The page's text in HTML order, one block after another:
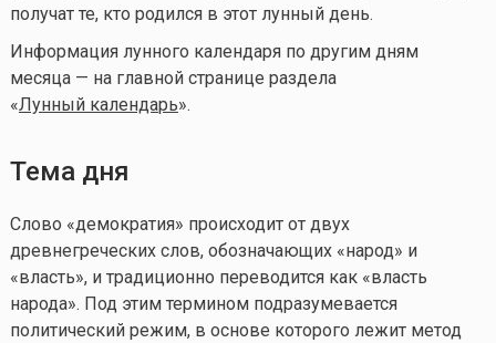
получат те, кто родился в этот лунный день.
Информация лунного календаря по другим дням
месяца — на главной странице раздела
«Лунный календарь».
Тема дня
Слово «демократия» происходит от двух
древнегреческих слов, обозначающих «народ» и
«власть», и традиционно переводится как «власть
народа». Под этим термином подразумевается
политический режим, в основе которого лежит метод